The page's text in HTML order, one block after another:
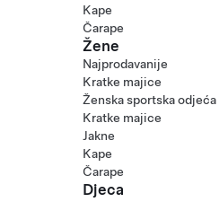
Kape
Čarape
Žene
Najprodavanije
Kratke majice
Ženska sportska odjeća
Kratke majice
Jakne
Kape
Čarape
Djeca